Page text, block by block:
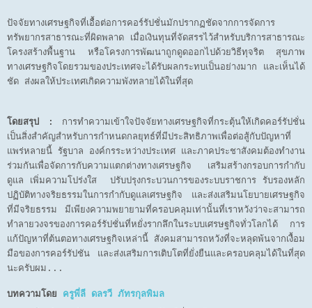
ปัจจัยทางเศรษฐกิจที่เอื้อต่อการคอร์รัปชั่นมักปรากฏชัดจากการจัดการ
ทรัพยากรสาธารณะที่ผิดพลาด เมื่อเงินทุนที่จัดสรรไว้สำหรับบริการสาธารณะ
โครงสร้างพื้นฐาน หรือโครงการพัฒนาถูกดูดออกไปด้วยวิธีทุจริต สุขภาพ
ทางเศรษฐกิจโดยรวมของประเทศจะได้รับผลกระทบเป็นอย่างมาก และเห็นได้
ชัด ส่งผลให้ประเทศเกิดความพังทลายได้ในที่สุด
โดยสรุป : การทำความเข้าใจปัจจัยทางเศรษฐกิจที่กระตุ้นให้เกิดคอร์รัปชั่น
เป็นสิ่งสำคัญสำหรับการกำหนดกลยุทธ์ที่มีประสิทธิภาพเพื่อต่อสู้กับปัญหาที่
แพร่หลายนี้ รัฐบาล องค์กรระหว่างประเทศ และภาคประชาสังคมต้องทำงาน
ร่วมกันเพื่อจัดการกับความแตกต่างทางเศรษฐกิจ เสริมสร้างกรอบการกำกับ
ดูแล เพิ่มความโปร่งใส ปรับปรุงกระบวนการของระบบราชการ รับรองหลัก
ปฏิบัติทางจริยธรรมในการกำกับดูแลเศรษฐกิจ และส่งเสริมนโยบายเศรษฐกิจ
ที่มีจริยธรรม มีเพียงความพยายามที่ครอบคลุมเท่านั้นที่เราหวังว่าจะสามารถ
ทำลายวงจรของการคอร์รัปชั่นที่หยั่งรากลึกในระบบเศรษฐกิจทั่วโลกได้ การ
แก้ปัญหาที่ต้นตอทางเศรษฐกิจเหล่านี้ สังคมสามารถหวังที่จะหลุดพ้นจากเงื้อม
มือของการคอร์รัปชัน และส่งเสริมการเติบโตที่ยั่งยืนและครอบคลุมได้ในที่สุด
นะครับผม...
บทความโดย ครูพี่ลี ดลรวี ภัทรกุลพิมล